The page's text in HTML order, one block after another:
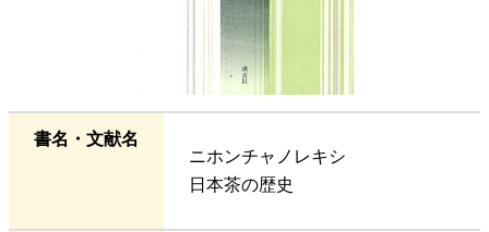
書名・文献名
ニホンチャノレキシ
日本茶の歴史